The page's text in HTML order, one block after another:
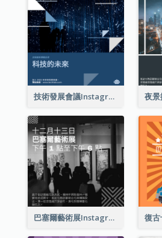
技術發展會議Instagram帖子
巴塞爾藝術展Instagram帖子